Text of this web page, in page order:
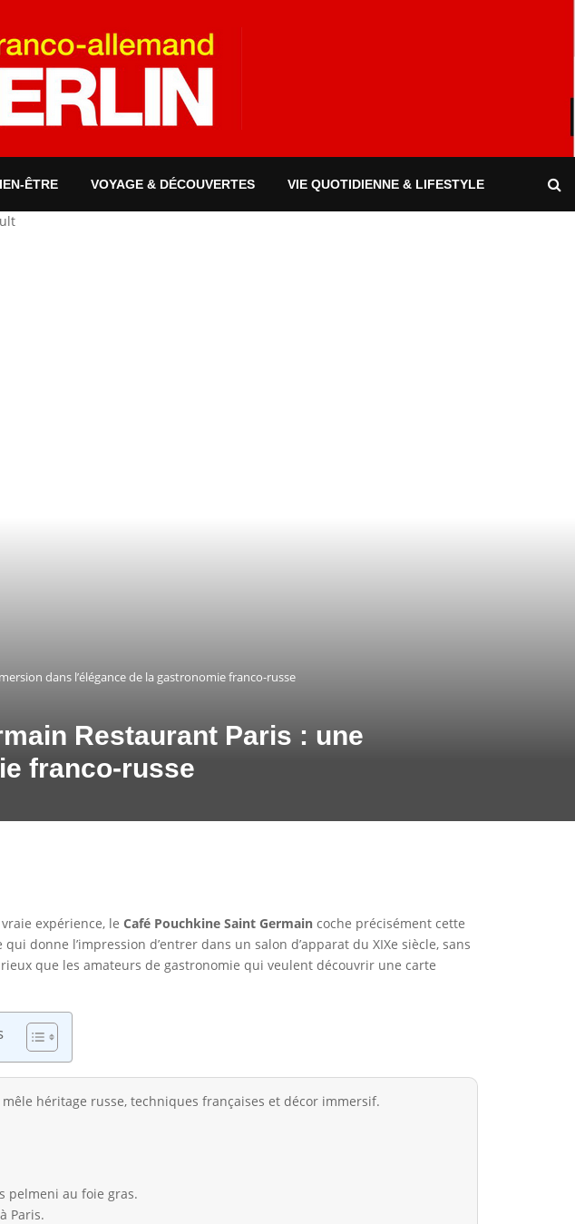
ÊTRE VOYAGE & DÉCOUVERTES VIE QUOTIDIENNE & LIFESTYLE
dans l’élégance de la gastronomie franco-russe
Restaurant Paris : une
franco-russe
expérience, le Café Pouchkine Saint Germain coche précisément cette
donne l’impression d’entrer dans un salon d’apparat du XIXe siècle, sans
que les amateurs de gastronomie qui veulent découvrir une carte
héritage russe, techniques françaises et décor immersif.
pelmeni au foie gras.
Paris.